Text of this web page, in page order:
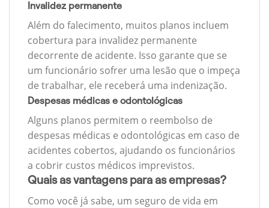
Invalidez permanente
Além do falecimento, muitos planos incluem
cobertura para invalidez permanente
decorrente de acidente. Isso garante que se
um funcionário sofrer uma lesão que o impeça
de trabalhar, ele receberá uma indenização.
Despesas médicas e odontológicas
Alguns planos permitem o reembolso de
despesas médicas e odontológicas em caso de
acidentes cobertos, ajudando os funcionários
a cobrir custos médicos imprevistos.
Quais as vantagens para as empresas?
Como você já sabe, um seguro de vida em